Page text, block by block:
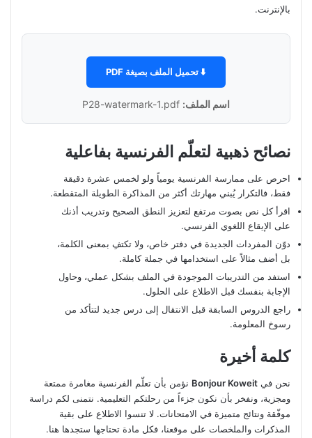
بالإنترنت.
⬇️ تحميل الملف بصيغة PDF
اسم الملف:
نصائح ذهبية لتعلّم الفرنسية بفاعلية
احرص على ممارسة الفرنسية يومياً ولو لخمس عشرة دقيقة
فقط، فالتكرار يُبني مهارتك أكثر من المذاكرة الطويلة المتقطعة.
اقرأ كل نص بصوت مرتفع لتعزيز النطق الصحيح وتدريب أذنك
على الإيقاع اللغوي الفرنسي.
دوّن المفردات الجديدة في دفتر خاص، ولا تكتفِ بمعنى الكلمة،
بل أضف مثالاً على استخدامها في جملة كاملة.
استفد من التدريبات الموجودة في الملف بشكل عملي، وحاول
الإجابة بنفسك قبل الاطلاع على الحلول.
راجع الدروس السابقة قبل الانتقال إلى درس جديد لتتأكد من
رسوخ المعلومة.
كلمة أخيرة
نحن في Bonjour Koweit نؤمن بأن تعلّم الفرنسية مغامرة ممتعة
ومجزية، ونفخر بأن نكون جزءاً من رحلتكم التعليمية. نتمنى لكم دراسة
موفّقة ونتائج متميزة في الامتحانات. لا تنسوا الاطلاع على بقية
المذكرات والملخصات على موقعنا، فكل مادة تحتاجها ستجدها هنا.